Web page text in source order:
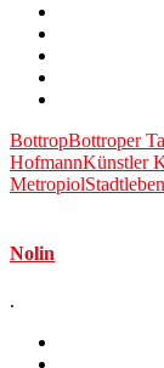
BottropBottroper
HofmannKünstler
MetropiolStadtleben
Nolin
.